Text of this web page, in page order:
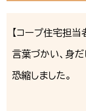
【コープ住宅担当
言葉づかい、身
恐縮しました。